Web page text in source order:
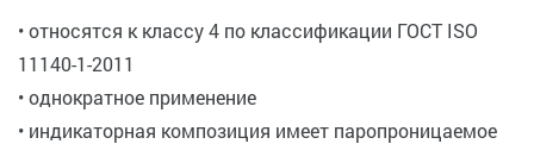
• относятся к классу 4 по классификации ГОСТ ISO
11140-1-2011
• однократное применение
• индикаторная композиция имеет паропроницаемое